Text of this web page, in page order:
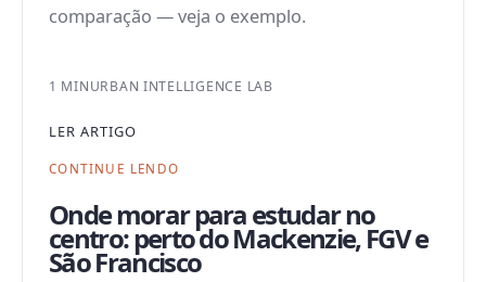
comparação — veja o exemplo.
1 MINURBAN INTELLIGENCE LAB
LER ARTIGO
CONTINUE LENDO
Onde morar para estudar no
centro: perto do Mackenzie, FGV e
São Francisco